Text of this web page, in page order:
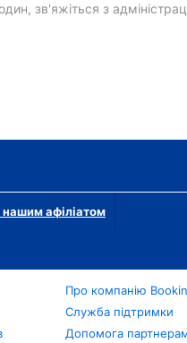
зв'яжіться з
нашим афіліатом
Про компанію
Служба підтримки
Допомога